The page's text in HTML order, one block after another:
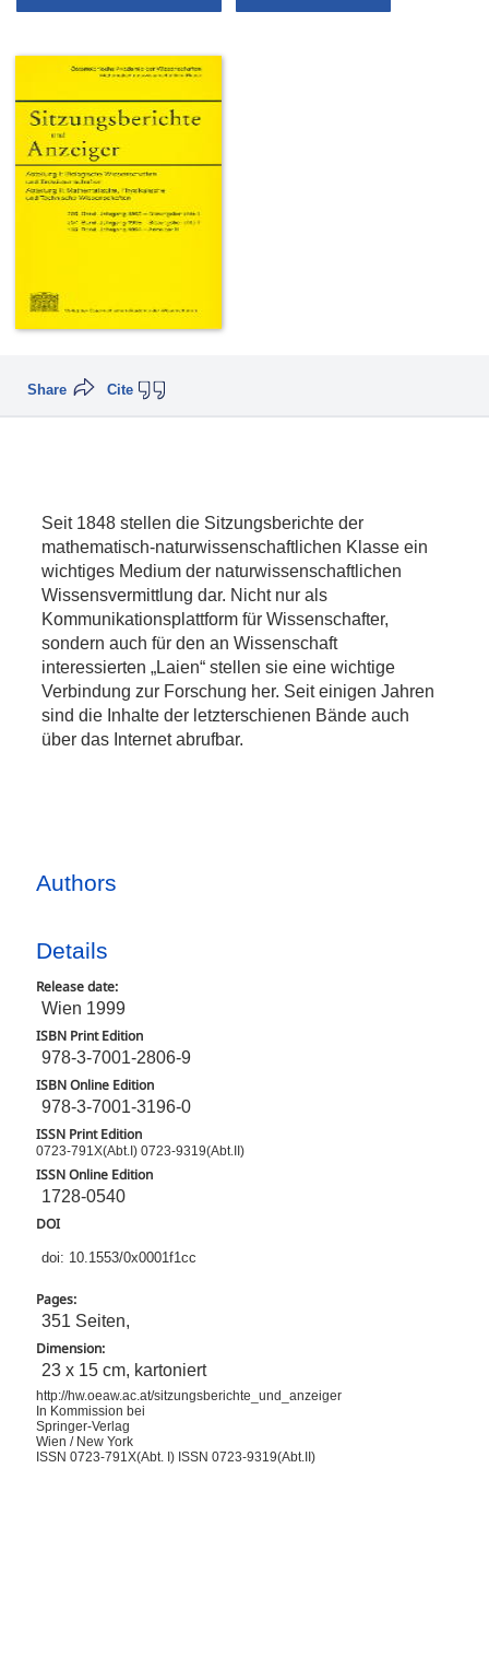
Cite
Share
Seit 1848 stellen die Sitzungsberichte der
mathematisch-naturwissenschaftlichen Klasse ein
wichtiges Medium der naturwissenschaftlichen
Wissensvermittlung dar. Nicht nur als
Kommunikationsplattform für Wissenschafter,
sondern auch für den an Wissenschaft
interessierten „Laien“ stellen sie eine wichtige
Verbindung zur Forschung her. Seit einigen Jahren
sind die Inhalte der letzterschienen Bände auch
über das Internet abrufbar.
Authors
Details
Release date:
Wien 1999
ISBN Print Edition
978-3-7001-2806-9
ISBN Online Edition
978-3-7001-3196-0
ISSN Print Edition
0723-791X(Abt.I) 0723-9319(Abt.II)
ISSN Online Edition
1728-0540
DOI
doi: 10.1553/0x0001f1cc
Pages:
351 Seiten,
Dimension:
23 x 15 cm, kartoniert
http://hw.oeaw.ac.at/sitzungsberichte_und_anzeiger
In Kommission bei
Springer-Verlag
Wien / New York
ISSN 0723-791X(Abt. I) ISSN 0723-9319(Abt.II)